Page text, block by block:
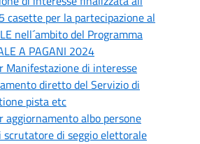
casette per la partecipazione al
nell´ambito del Programma
A PAGANI 2024
Manifestazione di interesse
diretto del Servizio di
pista etc
aggiornamento albo persone
scrutatore di seggio elettorale